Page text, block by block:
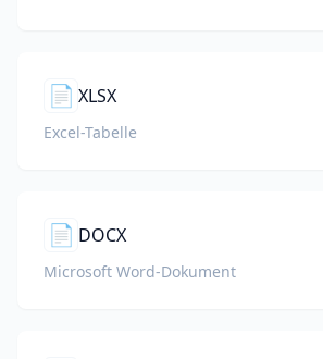
📄 XLSX
Excel-Tabelle
📄 DOCX
Microsoft Word-Dokument